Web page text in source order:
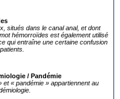
situés dans le canal anal, et dont
hémorroïdes est également utilisé
qui entraîne une certaine confusion
/ Pandémie
« pandémie » appartiennent au